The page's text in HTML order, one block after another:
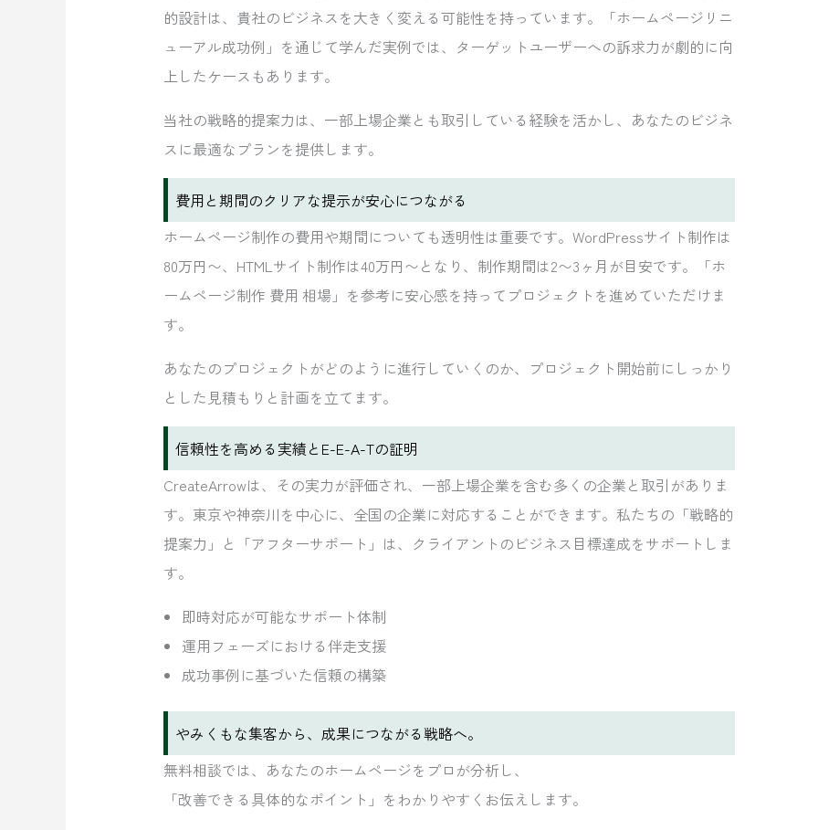
的設計は、貴社のビジネスを大きく変える可能性を持っています。「ホームページリニ
ューアル成功例」を通じて学んだ実例では、ターゲットユーザーへの訴求力が劇的に向
上したケースもあります。
当社の戦略的提案力は、一部上場企業とも取引している経験を活かし、あなたのビジネ
スに最適なプランを提供します。
費用と期間のクリアな提示が安心につながる
ホームページ制作の費用や期間についても透明性は重要です。WordPressサイト制作は
80万円〜、HTMLサイト制作は40万円〜となり、制作期間は2〜3ヶ月が目安です。「ホ
ームページ制作 費用 相場」を参考に安心感を持ってプロジェクトを進めていただけま
す。
あなたのプロジェクトがどのように進行していくのか、プロジェクト開始前にしっかり
とした見積もりと計画を立てます。
信頼性を高める実績とE-E-A-Tの証明
CreateArrowは、その実力が評価され、一部上場企業を含む多くの企業と取引がありま
す。東京や神奈川を中心に、全国の企業に対応することができます。私たちの「戦略的
提案力」と「アフターサポート」は、クライアントのビジネス目標達成をサポートしま
す。
即時対応が可能なサポート体制
運用フェーズにおける伴走支援
成功事例に基づいた信頼の構築
やみくもな集客から、成果につながる戦略へ。
無料相談では、あなたのホームページをプロが分析し、
「改善できる具体的なポイント」をわかりやすくお伝えします。